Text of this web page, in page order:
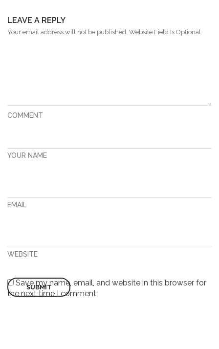
LEAVE A REPLY
Your email address will not be published. Website Field Is Optional.
COMMENT
YOUR NAME
EMAIL
WEBSITE
Save my name, email, and website in this browser for
the next time I comment.